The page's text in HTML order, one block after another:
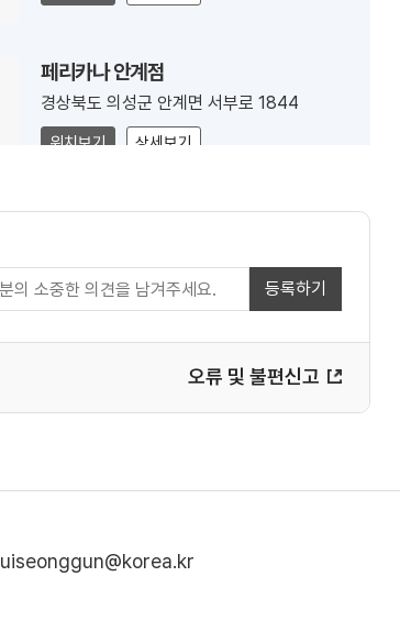
페리카나 안계점
경상북도 의성군 안계면 서부로 1844
위치보기 상세보기
2호
경상북도 의성군 안계면 서부로 1782
경상북도 의성군 단북면 안계길 255-13
등록하기
오류 및 불편신고
uiseonggun@korea.kr